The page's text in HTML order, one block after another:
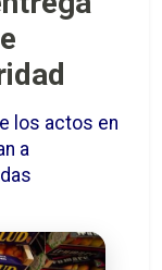
los actos en
a